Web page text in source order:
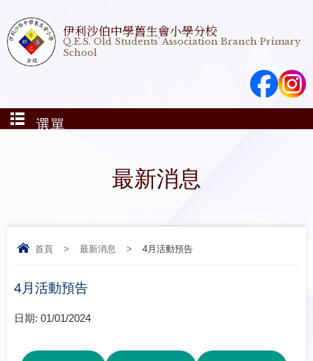
伊利沙伯中學舊生會小學分校
Q.E.S. Old Students' Association Branch Primary
School
選單
最新消息
首頁 > 最新消息 > 4月活動預告
4月活動預告
日期: 01/01/2024